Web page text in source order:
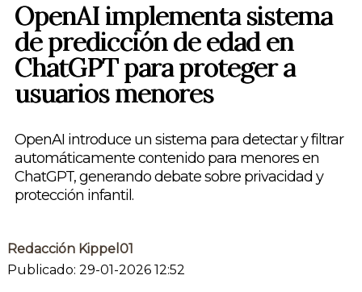
OpenAI implementa sistema
de predicción de edad en
ChatGPT para proteger a
usuarios menores
OpenAI introduce un sistema para detectar y filtrar
automáticamente contenido para menores en
ChatGPT, generando debate sobre privacidad y
protección infantil.
Redacción Kippel01
Publicado: 29-01-2026 12:52